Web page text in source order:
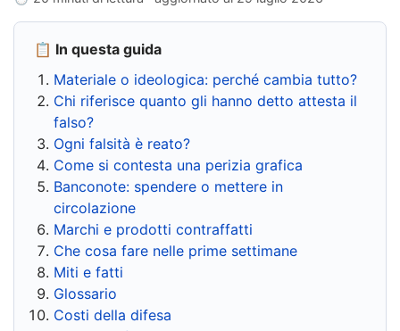
📋 In questa guida
Materiale o ideologica: perché cambia tutto?
Chi riferisce quanto gli hanno detto attesta il
falso?
Ogni falsità è reato?
Come si contesta una perizia grafica
Banconote: spendere o mettere in
circolazione
Marchi e prodotti contraffatti
Che cosa fare nelle prime settimane
Miti e fatti
Glossario
Costi della difesa